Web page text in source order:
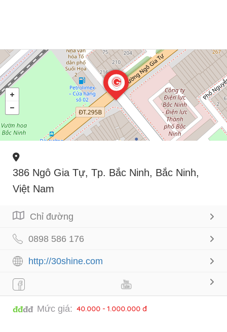
386 Ngô Gia Tự, Tp. Bắc Ninh, Bắc Ninh,
Việt Nam
Chỉ đường
0898 586 176
http://30shine.com
đđđđ Mức giá: 40.000 - 1.000.000 đ